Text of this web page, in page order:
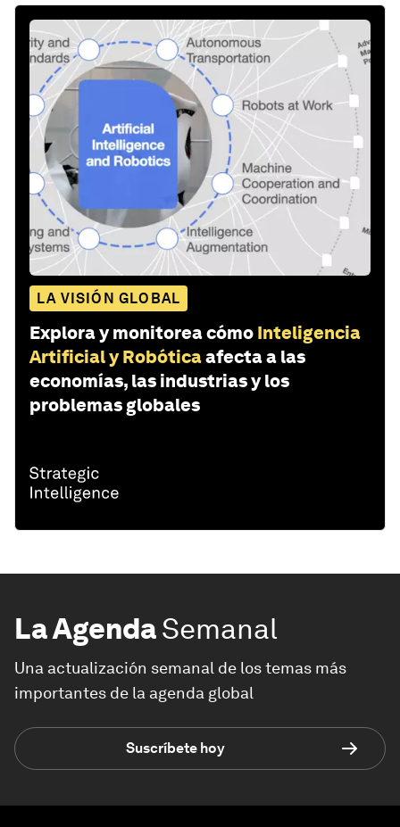
LA VISIÓN GLOBAL
Explora y monitorea cómo Inteligencia
Artificial y Robóticaafecta a las
economías, las industrias y los
problemas globales
La AgendaSemanal
Una actualización semanal de los temas más
importantes de la agenda global
Suscríbete hoy